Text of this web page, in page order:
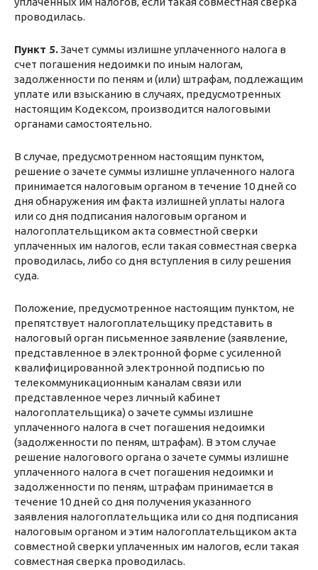
проводилась.
Пункт 5.Зачет суммы излишне уплаченного налога в
счет погашения недоимки по иным налогам,
задолженности по пеням и (или) штрафам, подлежащим
уплате или взысканию в случаях, предусмотренных
настоящим Кодексом, производится налоговыми
органами самостоятельно.
В случае, предусмотренном настоящим пунктом,
решение о зачете суммы излишне уплаченного налога
принимается налоговым органом в течение 10 дней со
дня обнаружения им факта излишней уплаты налога
или со дня подписания налоговым органом и
налогоплательщиком акта совместной сверки
уплаченных им налогов, если такая совместная сверка
проводилась, либо со дня вступления в силу решения
суда.
Положение, предусмотренное настоящим пунктом, не
препятствует налогоплательщику представить в
налоговый орган письменное заявление (заявление,
представленное в электронной форме с усиленной
квалифицированной электронной подписью по
телекоммуникационным каналам связи или
представленное через личный кабинет
налогоплательщика) о зачете суммы излишне
уплаченного налога в счет погашения недоимки
(задолженности по пеням, штрафам). В этом случае
решение налогового органа о зачете суммы излишне
уплаченного налога в счет погашения недоимки и
задолженности по пеням, штрафам принимается в
течение 10 дней со дня получения указанного
заявления налогоплательщика или со дня подписания
налоговым органом и этим налогоплательщиком акта
совместной сверки уплаченных им налогов, если такая
совместная сверка проводилась.